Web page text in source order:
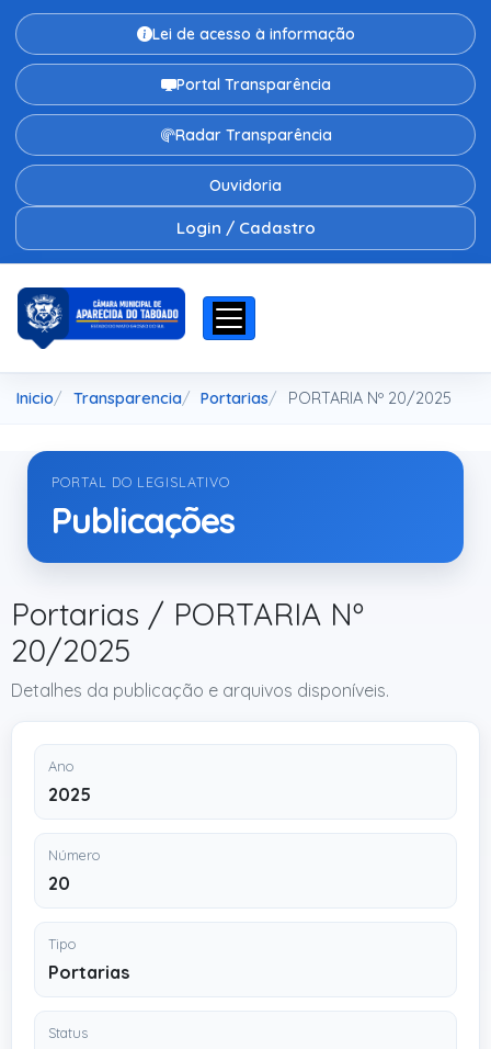
Lei de acesso à informação
Portal Transparência
Radar Transparência
Ouvidoria
Login / Cadastro
Inicio Transparencia Portarias PORTARIA Nº 20/2025
PORTAL DO LEGISLATIVO
Publicações
Portarias / PORTARIA Nº
20/2025
Detalhes da publicação e arquivos disponíveis.
Ano
2025
Número
20
Tipo
Portarias
Status